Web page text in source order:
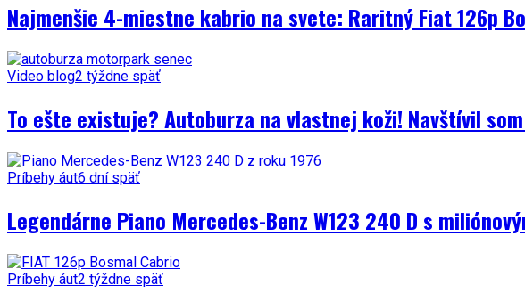
Najmenšie 4-miestne kabrio na svete: Raritný Fiat 126p
Video blog2 týždne späť
To ešte existuje? Autoburza na vlastnej koži! Navštívil
Príbehy áut6 dní späť
Legendárne Piano Mercedes-Benz W123 240 D s
Príbehy áut2 týždne späť